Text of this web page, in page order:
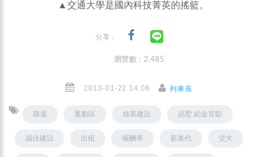
▲交通大學是國內科技菁英的搖籃。
分享：
瀏覽數 : 2,485
2013-01-22 14:06 列車長
購屋 重劃區 雄基建設 品墅.鉑金官邸
誠佳建設 出租 報酬率 新巢代 交大